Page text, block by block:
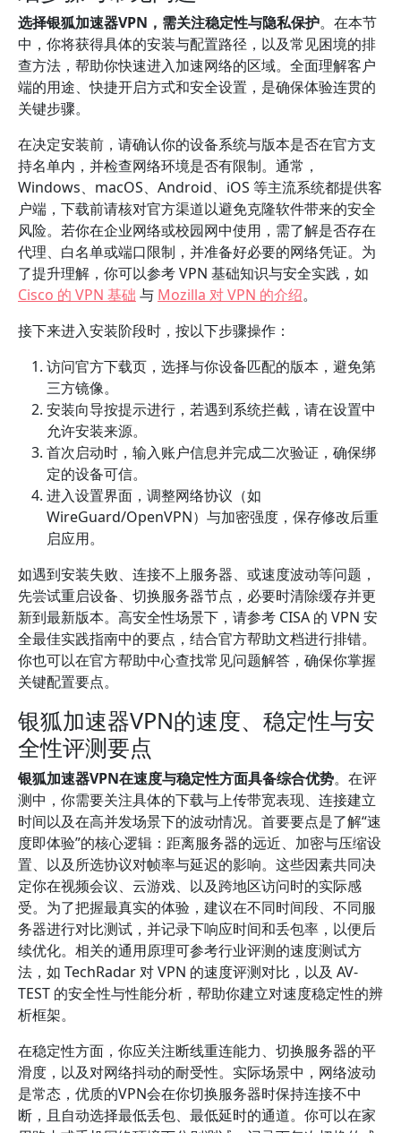
选择银狐加速器VPN，需关注稳定性与隐私保护。在本节
中，你将获得具体的安装与配置路径，以及常见困境的排
查方法，帮助你快速进入加速网络的区域。全面理解客户
端的用途、快捷开启方式和安全设置，是确保体验连贯的
关键步骤。
在决定安装前，请确认你的设备系统与版本是否在官方支
持名单内，并检查网络环境是否有限制。通常，
Windows、macOS、Android、iOS 等主流系统都提供客
户端，下载前请核对官方渠道以避免克隆软件带来的安全
风险。若你在企业网络或校园网中使用，需了解是否存在
代理、白名单或端口限制，并准备好必要的网络凭证。为
了提升理解，你可以参考 VPN 基础知识与安全实践，如
Cisco 的 VPN 基础 与 Mozilla 对 VPN 的介绍。
接下来进入安装阶段时，按以下步骤操作：
访问官方下载页，选择与你设备匹配的版本，避免第
三方镜像。
安装向导按提示进行，若遇到系统拦截，请在设置中
允许安装来源。
首次启动时，输入账户信息并完成二次验证，确保绑
定的设备可信。
进入设置界面，调整网络协议（如
WireGuard/OpenVPN）与加密强度，保存修改后重
启应用。
如遇到安装失败、连接不上服务器、或速度波动等问题，
先尝试重启设备、切换服务器节点，必要时清除缓存并更
新到最新版本。高安全性场景下，请参考 CISA 的 VPN 安
全最佳实践指南中的要点，结合官方帮助文档进行排错。
你也可以在官方帮助中心查找常见问题解答，确保你掌握
关键配置要点。
银狐加速器VPN的速度、稳定性与安
全性评测要点
银狐加速器VPN在速度与稳定性方面具备综合优势。在评
测中，你需要关注具体的下载与上传带宽表现、连接建立
时间以及在高并发场景下的波动情况。首要要点是了解“速
度即体验”的核心逻辑：距离服务器的远近、加密与压缩设
置、以及所选协议对帧率与延迟的影响。这些因素共同决
定你在视频会议、云游戏、以及跨地区访问时的实际感
受。为了把握最真实的体验，建议在不同时间段、不同服
务器进行对比测试，并记录下响应时间和丢包率，以便后
续优化。相关的通用原理可参考行业评测的速度测试方
法，如 TechRadar 对 VPN 的速度评测对比，以及 AV-
TEST 的安全性与性能分析，帮助你建立对速度稳定性的辨
析框架。
在稳定性方面，你应关注断线重连能力、切换服务器的平
滑度，以及对网络抖动的耐受性。实际场景中，网络波动
是常态，优质的VPN会在你切换服务器时保持连接不中
断，且自动选择最低丢包、最低延时的通道。你可以在家